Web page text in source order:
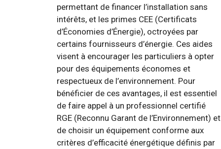
permettant de financer l’installation sans
intérêts, et les primes CEE (Certificats
d’Économies d’Énergie), octroyées par
certains fournisseurs d’énergie. Ces aides
visent à encourager les particuliers à opter
pour des équipements économes et
respectueux de l’environnement. Pour
bénéficier de ces avantages, il est essentiel
de faire appel à un professionnel certifié
RGE (Reconnu Garant de l’Environnement) et
de choisir un équipement conforme aux
critères d’efficacité énergétique définis par